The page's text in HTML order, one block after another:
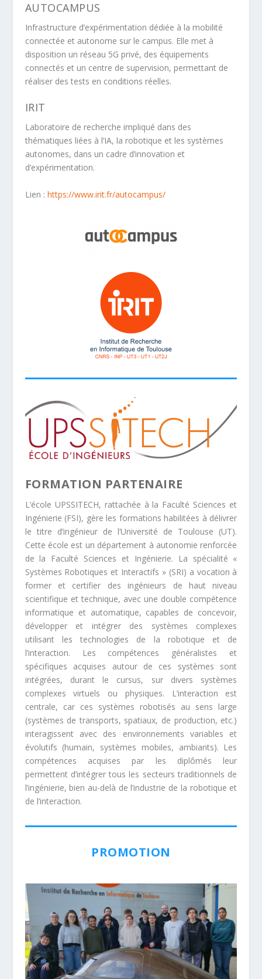
AUTOCAMPUS
Infrastructure d’expérimentation dédiée à la mobilité
connectée et autonome sur le campus. Elle met à
disposition un réseau 5G privé, des équipements
connectés et un centre de supervision, permettant de
réaliser des tests en conditions réelles.
IRIT
Laboratoire de recherche impliqué dans des
thématiques liées à l’IA, la robotique et les systèmes
autonomes, dans un cadre d’innovation et
d’expérimentation.
Lien : https://www.irit.fr/autocampus/
FORMATION PARTENAIRE
L’école UPSSITECH, rattachée à la Faculté Sciences et
Ingénierie (FSI), gère les formations habilitées à délivrer
le titre d’ingénieur de l’Université de Toulouse (UT).
Cette école est un département à autonomie renforcée
de la Faculté Sciences et Ingénierie. La spécialité «
Systèmes Robotiques et Interactifs » (SRI) a vocation à
former et certifier des ingénieurs de haut niveau
scientifique et technique, avec une double compétence
informatique et automatique, capables de concevoir,
développer et intégrer des systèmes complexes
utilisant les technologies de la robotique et de
l’interaction. Les compétences généralistes et
spécifiques acquises autour de ces systèmes sont
intégrées, durant le cursus, sur divers systèmes
complexes virtuels ou physiques. L’interaction est
centrale, car ces systèmes robotisés au sens large
(systèmes de transports, spatiaux, de production, etc.)
interagissent avec des environnements variables et
évolutifs (humain, systèmes mobiles, ambiants). Les
compétences acquises par les diplômés leur
permettent d’intégrer tous les secteurs traditionnels de
l’ingénierie, bien au-delà de l’industrie de la robotique et
de l’interaction.
PROMOTION